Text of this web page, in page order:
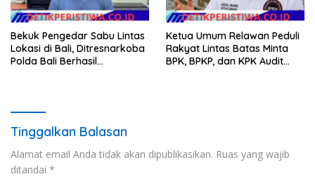
Bekuk Pengedar Sabu Lintas
Lokasi di Bali, Ditresnarkoba
Polda Bali Berhasil
Ketua Umum Relawan Peduli
Rakyat Lintas Batas Minta
BPK, BPKP, dan KPK Audit
Tinggalkan Balasan
Alamat email Anda tidak akan dipublikasikan. Ruas yang wajib
ditandai *